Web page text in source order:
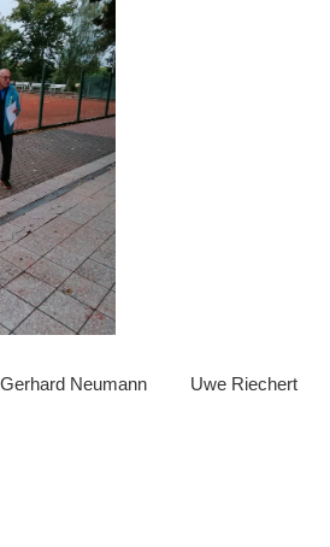
Gerhard Neumann Uwe Riechert